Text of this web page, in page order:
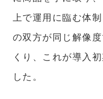
上で運用に臨む体
の双方が同じ解像
くり、これが導入
した。